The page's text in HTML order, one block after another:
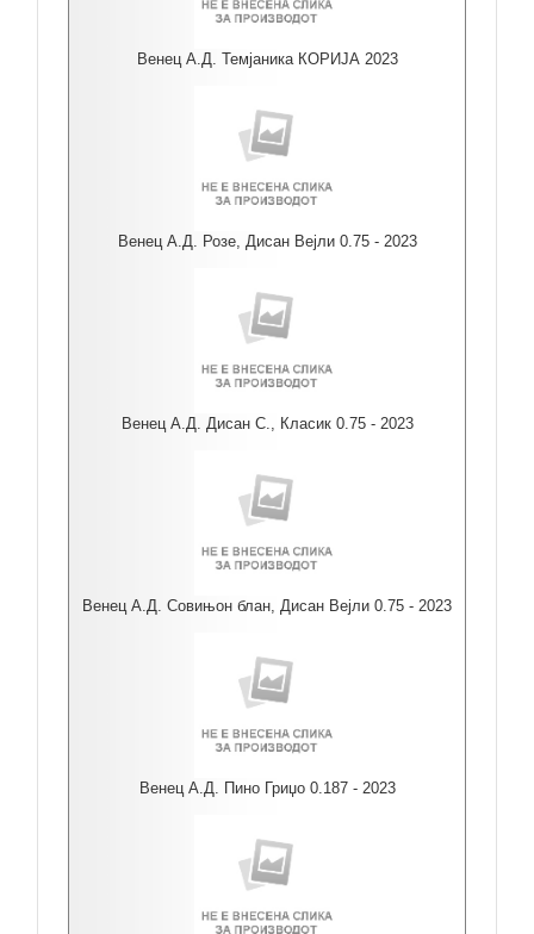
Венец А.Д. Темјаника КОРИЈА 2023
Венец А.Д. Розе, Дисан Вејли 0.75 - 2023
Венец А.Д. Дисан С., Класик 0.75 - 2023
Венец А.Д. Совињон блан, Дисан Вејли 0.75 - 2023
Венец А.Д. Пино Гриџо 0.187 - 2023